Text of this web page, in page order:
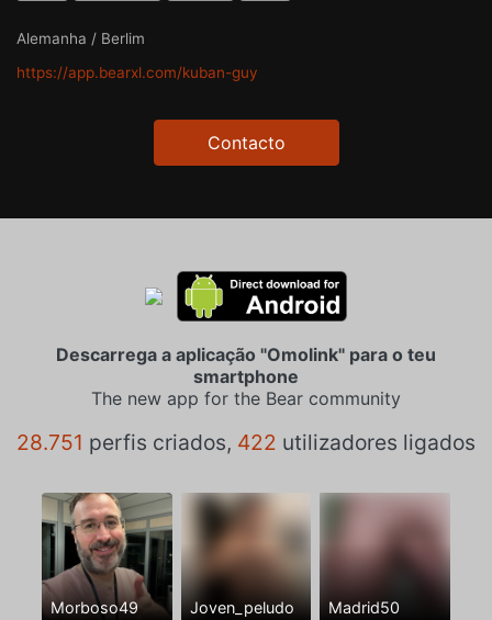
Alemanha / Berlim
https://app.bearxl.com/kuban-guy
Contacto
Descarrega a aplicação "Omolink" para o teu
smartphone
The new app for the Bear community
28.751 perfis criados, 422 utilizadores ligados
Morboso49 Joven_peludo Madrid50